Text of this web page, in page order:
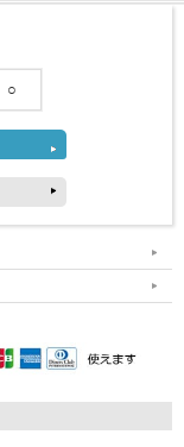
○